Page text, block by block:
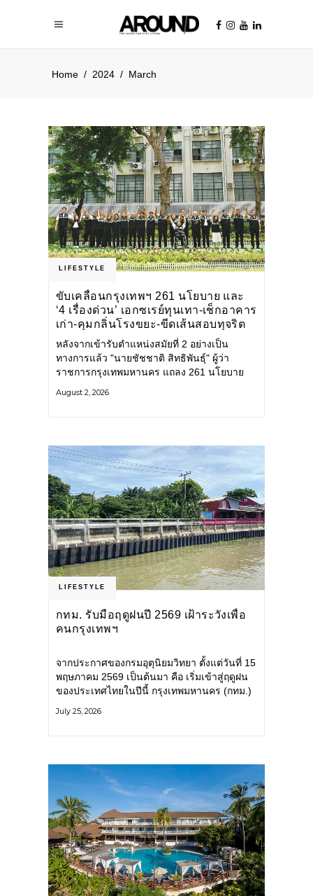
Home / 2024 / March
LIFESTYLE
ขับเคลื่อนกรุงเทพฯ 261 นโยบาย และ
‘4 เรื่องด่วน’ เอกซเรย์ทุนเทา-เช็กอาคาร
เก่า-คุมกลิ่นโรงขยะ-ขีดเส้นสอบทุจริต
หลังจากเข้ารับตำแหน่งสมัยที่ 2 อย่างเป็น
ทางการแล้ว "นายชัชชาติ สิทธิพันธุ์" ผู้ว่า
ราชการกรุงเทพมหานคร แถลง 261 นโยบาย
ยุทธศาสตร์ จัดทำตัวชี้วัด
August 2, 2026
LIFESTYLE
กทม. รับมือฤดูฝนปี 2569 เฝ้าระวังเพื่อ
คนกรุงเทพฯ
จากประกาศของกรมอุตุนิยมวิทยา ตั้งแต่วันที่ 15
พฤษภาคม 2569 เป็นต้นมา คือ เริ่มเข้าสู่ฤดูฝน
ของประเทศไทยในปีนี้ กรุงเทพมหานคร (กทม.)
โครงสร้างพื้นฐาน
July 25, 2026